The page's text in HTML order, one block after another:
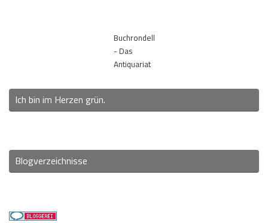
Buchrondell
- Das
Antiquariat
Ich bin im Herzen grün.
Blogverzeichnisse